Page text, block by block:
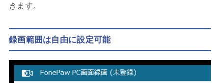
きます。
録画範囲は自由に設定可能